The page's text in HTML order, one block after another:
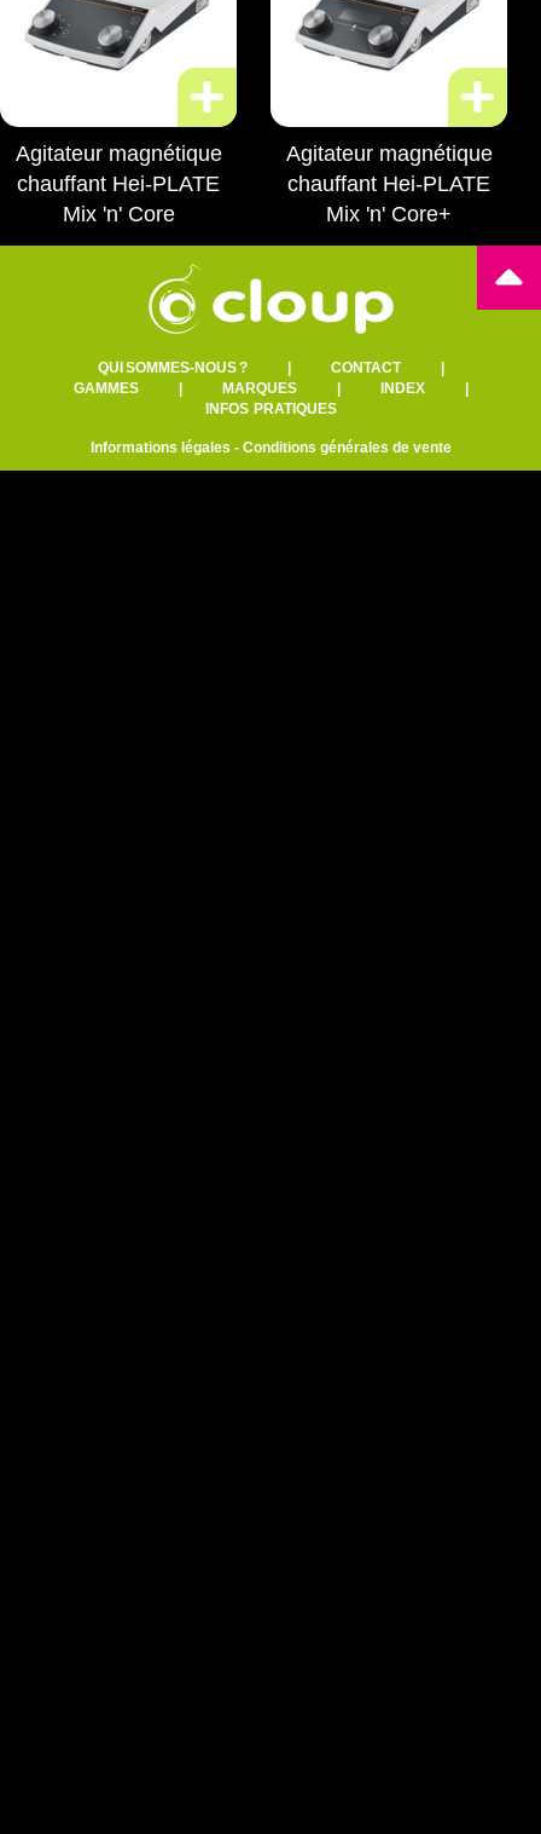
Agitateur magnétique
chauffant Hei-PLATE
Mix 'n' Core
Agitateur magnétique
chauffant Hei-PLATE
Mix 'n' Core+
QUI SOMMES-NOUS ?| CONTACT|
GAMMES| MARQUES| INDEX|
INFOS PRATIQUES
Informations légales - Conditions générales de vente